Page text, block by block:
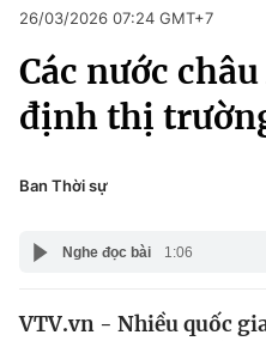
Chuyên mục
Chính trị
Pháp luật
Pháp luật
Kinh tế
Thể thao
Truyền hình
Y tế
Công nghệ
26/03/2026 07:24 GMT+7
Các nước
định thị
Ban Thời sự
Nghe đọc bài 1:06
VTV.vn - Nhiều quốc